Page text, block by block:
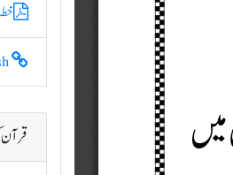
English اور دوسری زبانیں
قرآن